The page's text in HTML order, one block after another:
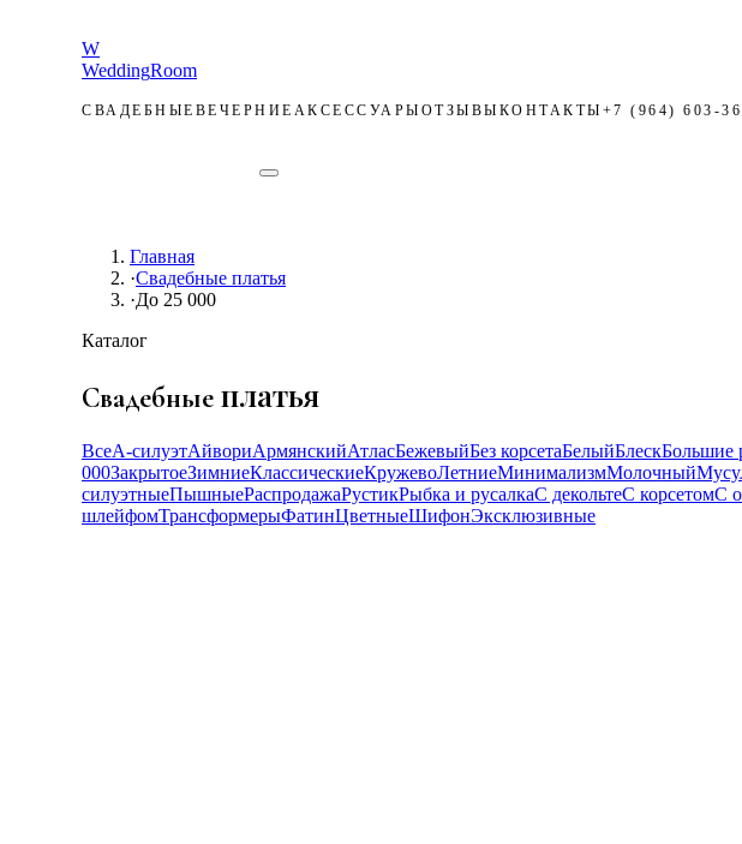
W
WeddingRoom
СВАДЕБНЫЕ ВЕЧЕРНИЕ АКСЕССУАРЫ ОТЗЫВЫ КОНТАКТЫ +7 (964) 603-
Главная
·Свадебные платья
·До 25 000
Каталог
Свадебные платья
ВсеА-силуэтАйвориАрмянскийАтласБежевыйБез корсетаБелыйБлескБольшие
000ЗакрытоеЗимниеКлассическиеКружевоЛетниеМинимализмМолочный
силуэтныеПышныеРаспродажаРустикРыбка и русалкаС декольтеС корсетомС
шлейфомТрансформерыФатинЦветныеШифонЭксклюзивные